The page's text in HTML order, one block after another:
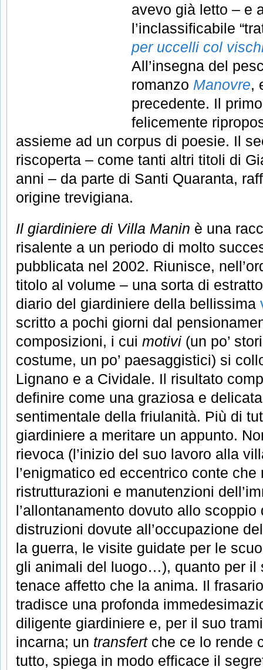
avevo già letto – e
l’inclassificabile
per uccelli col
All’insegna del
romanzo Manovre,
precedente. Il
felicemente
assieme ad un corpus di poesie. Il
riscoperta – come tanti altri titoli di
anni – da parte di Santi Quaranta,
origine trevigiana.
Il giardiniere di Villa Manin è una
risalente a un periodo di molto
pubblicata nel 2002. Riunisce,
titolo al volume – una sorta di
diario del giardiniere della bellissima
scritto a pochi giorni dal
composizioni, i cui motivi (un po’
costume, un po’ paesaggistici) si
Lignano e a Cividale. Il risultato
definire come una graziosa e
sentimentale della friulanità. Più di
giardiniere a meritare un appunto.
rievoca (l’inizio del suo lavoro alla
l’enigmatico ed eccentrico conte
ristrutturazioni e manutenzioni
l’allontanamento dovuto allo
distruzioni dovute all’occupazione
la guerra, le visite guidate per le
gli animali del luogo…), quanto per il
tenace affetto che la anima. Il
tradisce una profonda
diligente giardiniere e, per il suo
incarna; un transfertche ce lo rende
tutto, spiega in modo efficace il